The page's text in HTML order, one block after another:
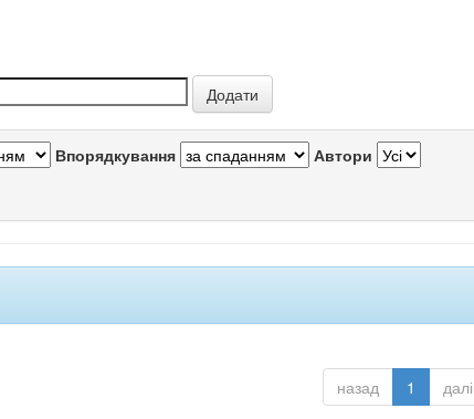
Впорядкування Автори
назад 1 далі